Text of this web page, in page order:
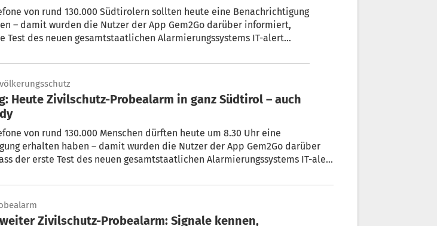
rund 130.000 Südtirolern sollten heute eine Benachrichtigung
– damit wurden die Nutzer der App Gem2Go darüber informiert,
Test des neuen gesamtstaatlichen Alarmierungssystems IT-alert
von rund 130.000 Menschen dürften heute um 8.30 Uhr eine
erhalten haben – damit wurden die Nutzer der App Gem2Go darüber
der erste Test des neuen gesamtstaatlichen Alarmierungssystems IT-alert